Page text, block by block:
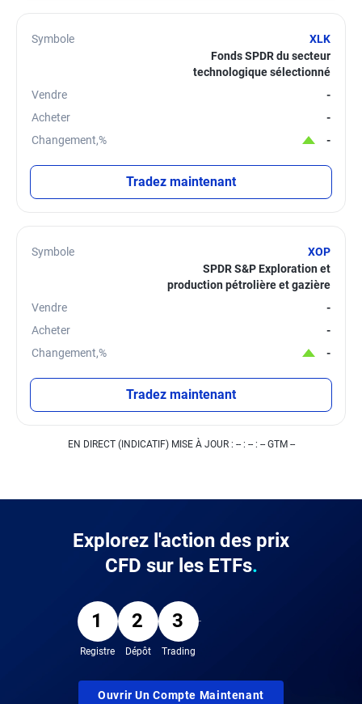
Symbole
XLK
Fonds SPDR du secteur
technologique sélectionné
Vendre
-
Acheter
-
Changement,%
-
Tradez maintenant
Symbole
XOP
SPDR S&P Exploration et
production pétrolière et gazière
Vendre
-
Acheter
-
Changement,%
-
Tradez maintenant
EN DIRECT (INDICATIF) MISE À JOUR : -- : -- : -- GTM --
Explorez l'action des prix
CFD sur les ETFs.
1
Registre
2
Dépôt
3
Trading
Ouvrir Un Compte Maintenant